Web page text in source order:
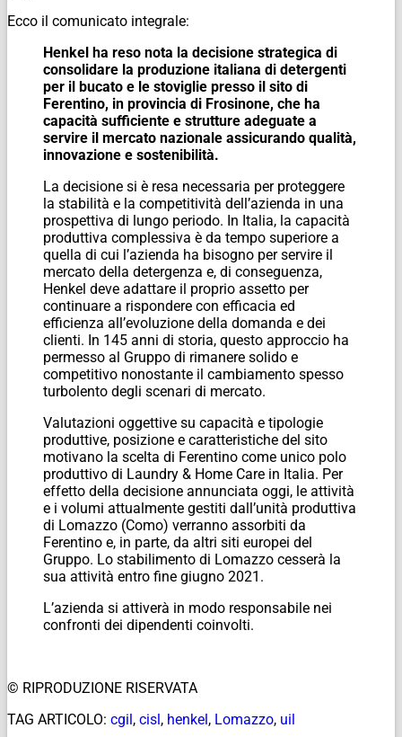
Ecco il comunicato integrale:
Henkel ha reso nota la decisione strategica di
consolidare la produzione italiana di detergenti
per il bucato e le stoviglie presso il sito di
Ferentino, in provincia di Frosinone, che ha
capacità sufficiente e strutture adeguate a
servire il mercato nazionale assicurando qualità,
innovazione e sostenibilità.
La decisione si è resa necessaria per proteggere
la stabilità e la competitività dell’azienda in una
prospettiva di lungo periodo. In Italia, la capacità
produttiva complessiva è da tempo superiore a
quella di cui l’azienda ha bisogno per servire il
mercato della detergenza e, di conseguenza,
Henkel deve adattare il proprio assetto per
continuare a rispondere con efficacia ed
efficienza all’evoluzione della domanda e dei
clienti. In 145 anni di storia, questo approccio ha
permesso al Gruppo di rimanere solido e
competitivo nonostante il cambiamento spesso
turbolento degli scenari di mercato.
Valutazioni oggettive su capacità e tipologie
produttive, posizione e caratteristiche del sito
motivano la scelta di Ferentino come unico polo
produttivo di Laundry & Home Care in Italia. Per
effetto della decisione annunciata oggi, le attività
e i volumi attualmente gestiti dall’unità produttiva
di Lomazzo (Como) verranno assorbiti da
Ferentino e, in parte, da altri siti europei del
Gruppo. Lo stabilimento di Lomazzo cesserà la
sua attività entro fine giugno 2021.
L’azienda si attiverà in modo responsabile nei
confronti dei dipendenti coinvolti.
© RIPRODUZIONE RISERVATA
TAG ARTICOLO: cgil , cisl , henkel , Lomazzo, uil